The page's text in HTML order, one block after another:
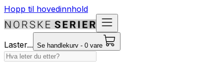
Hopp til hovedinnhold
Laster... Se handlekurv - 0 vare